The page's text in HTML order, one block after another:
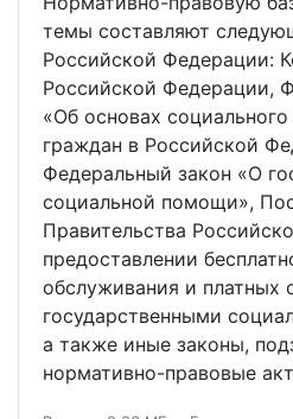
темы составляют
Российской Федерации:
Российской Федерации,
«Об основах
граждан в Российской
Федеральный закон «О
социальной помощи»,
Правительства
предоставлении
обслуживания и платных
государственными
а также иные законы,
нормативно-правовые